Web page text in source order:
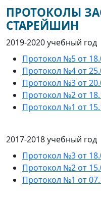
ПРОТОКОЛЫ
СТАРЕЙШИН
2019-2020 учебный год
Протокол №5 от
Протокол №4 от
Протокол №3 от
Протокол №2 от
Протокол №1 от
2017-2018 учебный год
Протокол №3 от
Протокол №2 от
Протокол №1 от